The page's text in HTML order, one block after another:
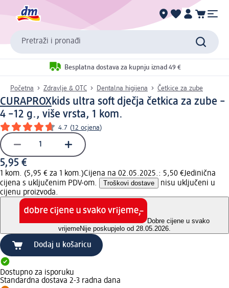
Pretraži i pronađi
Besplatna dostava za kupnju iznad 49 €
Početna Zdravlje & OTC Dentalna higijena Četkice za zube
CURAPROXkids ultra soft dječja četkica za zube –
4 –12 g., više vrsta, 1 kom.
4.7 (12 ocjena)
5,95 €
1 kom. (5,95 € za 1 kom.)Cijena na 02.05.2025.: 5,50 €Jedinična
cijena s uključenim PDV-om.
Troškovi dostave
nisu uključeni u
cijenu proizvoda.
Dobre cijene u svako
vrijemeNije poskupjelo od 28.05.2026.
Dodaj u košaricu
Dostupno za isporuku
Standardna dostava 2-3 radna dana